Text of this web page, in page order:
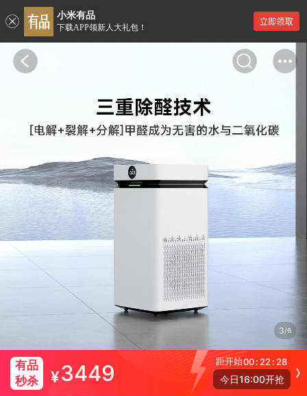
小米有品
下载APP领新人大礼包！
3/6
有品
秒杀
¥3449 距开始00: 22 : 28
今日16:00开抢